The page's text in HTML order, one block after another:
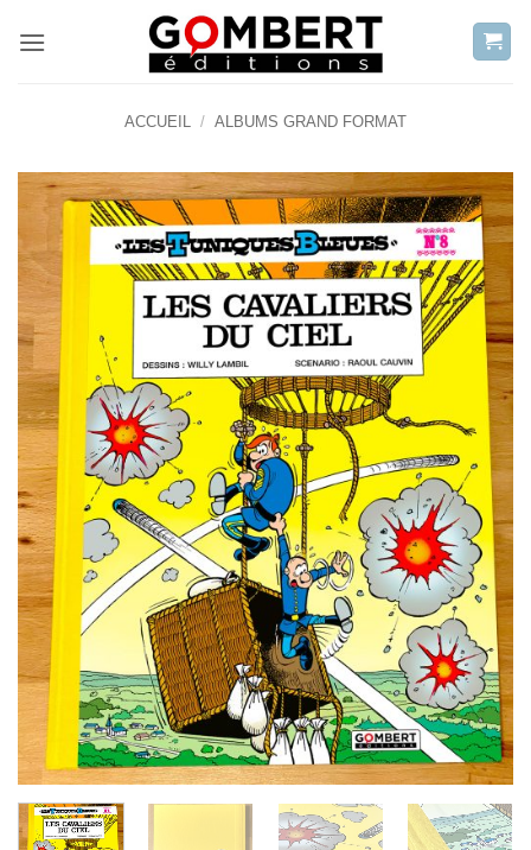
ACCUEIL / ALBUMS GRAND FORMAT